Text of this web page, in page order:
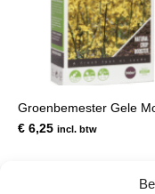
Groenbemester Gele
€ 6,25 incl. btw